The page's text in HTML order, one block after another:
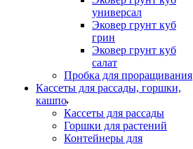
универсал
Эковер грунт куб
грин
Эковер грунт куб
салат
Пробка для проращивания
Кассеты для рассады, горшки,
кашпо
Кассеты для рассады
Горшки для растений
Контейнеры для